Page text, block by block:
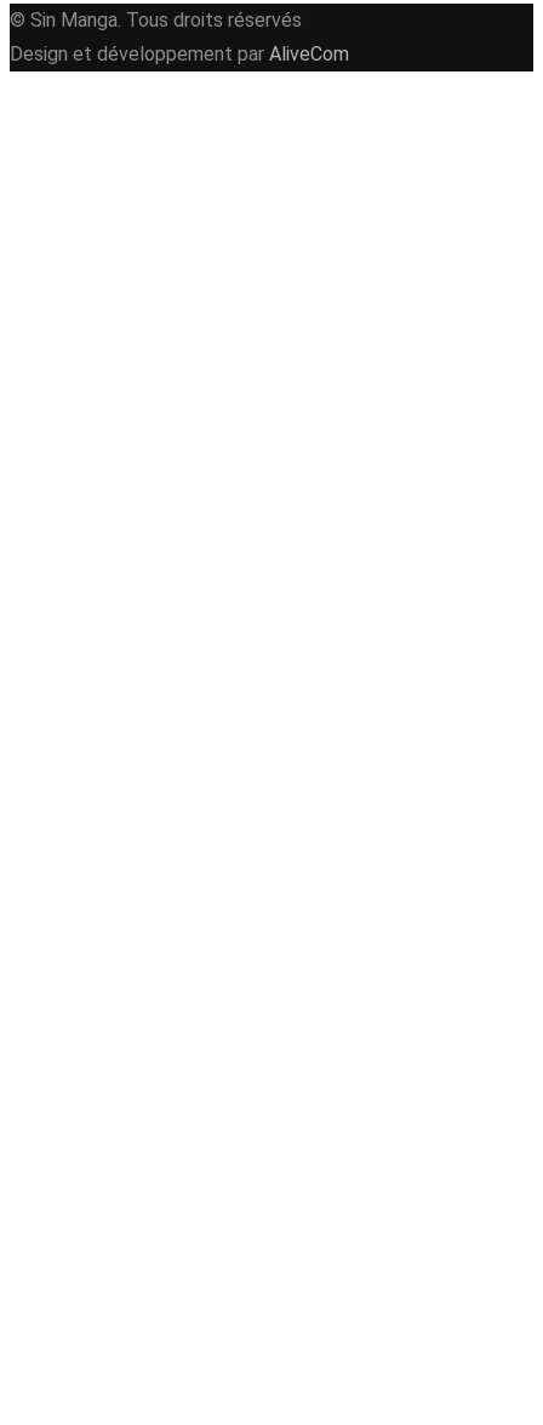
© Sin Manga. Tous droits réservés
Design et développement par AliveCom